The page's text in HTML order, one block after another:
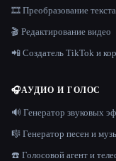
🎞️ Преобразование
🎬 Редактирование видео
📲 Создатель TikTok и
🎧АУДИО И ГОЛОС
🔊 Генератор звуковых
🎼 Генератор песен и
☎️ Голосовой агент и